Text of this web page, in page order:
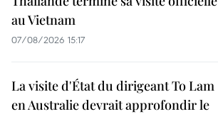
au Vietnam
07/08/2026 15:17
La visite d'État du dirigeant To Lam
en Australie devrait approfondir le